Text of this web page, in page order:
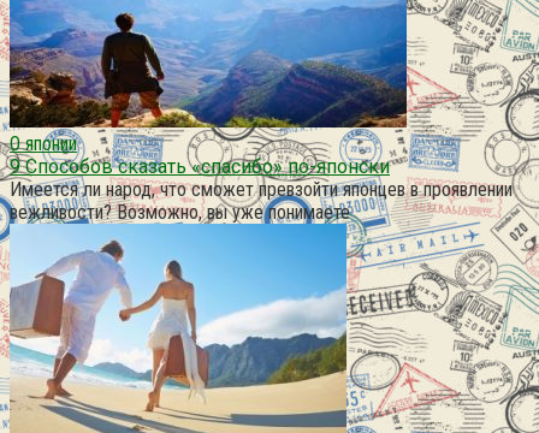
О японии
9 Способов сказать «спасибо» по-японски
Имеется ли народ, что сможет превзойти японцев в проявлении
вежливости? Возможно, вы уже понимаете